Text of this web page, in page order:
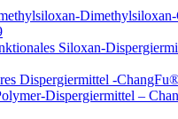
Siloxan-
Dispergiermittel -
Dispergiermittel –